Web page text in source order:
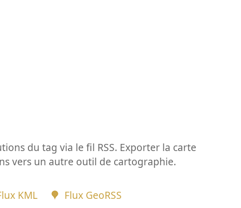
du tag via le fil RSS. Exporter la carte
vers un autre outil de cartographie.
KML Flux GeoRSS